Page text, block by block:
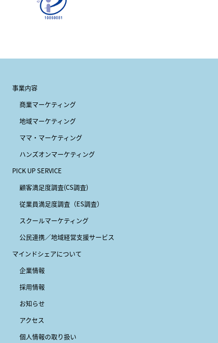
事業内容
商業マーケティング
地域マーケティング
ママ・マーケティング
ハンズオンマーケティング
PICK UP SERVICE
顧客満足度調査(CS調査)
従業員満足度調査（ES調査）
スクールマーケティング
公民連携／地域経営支援サービス
マインドシェアについて
企業情報
採用情報
お知らせ
アクセス
個人情報の取り扱い